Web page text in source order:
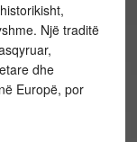
Një traditë
dhe
Europë, por